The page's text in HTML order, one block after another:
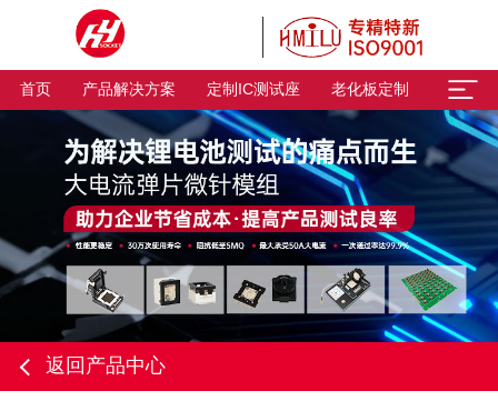
首页 产品解决方案 定制IC测试座 老化板定制
返回产品中心